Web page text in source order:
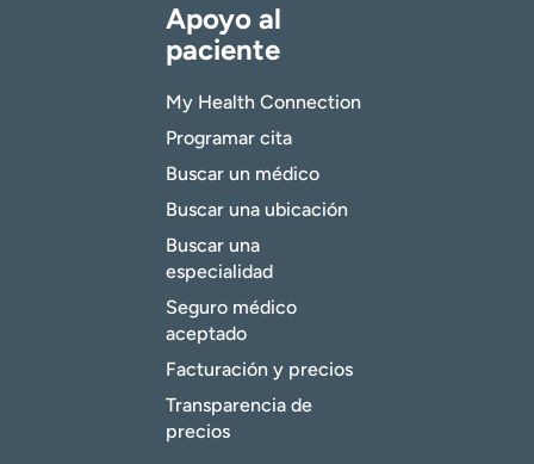
Apoyo al
paciente
My Health Connection
Programar cita
Buscar un médico
Buscar una ubicación
Buscar una
especialidad
Seguro médico
aceptado
Facturación y precios
Transparencia de
precios